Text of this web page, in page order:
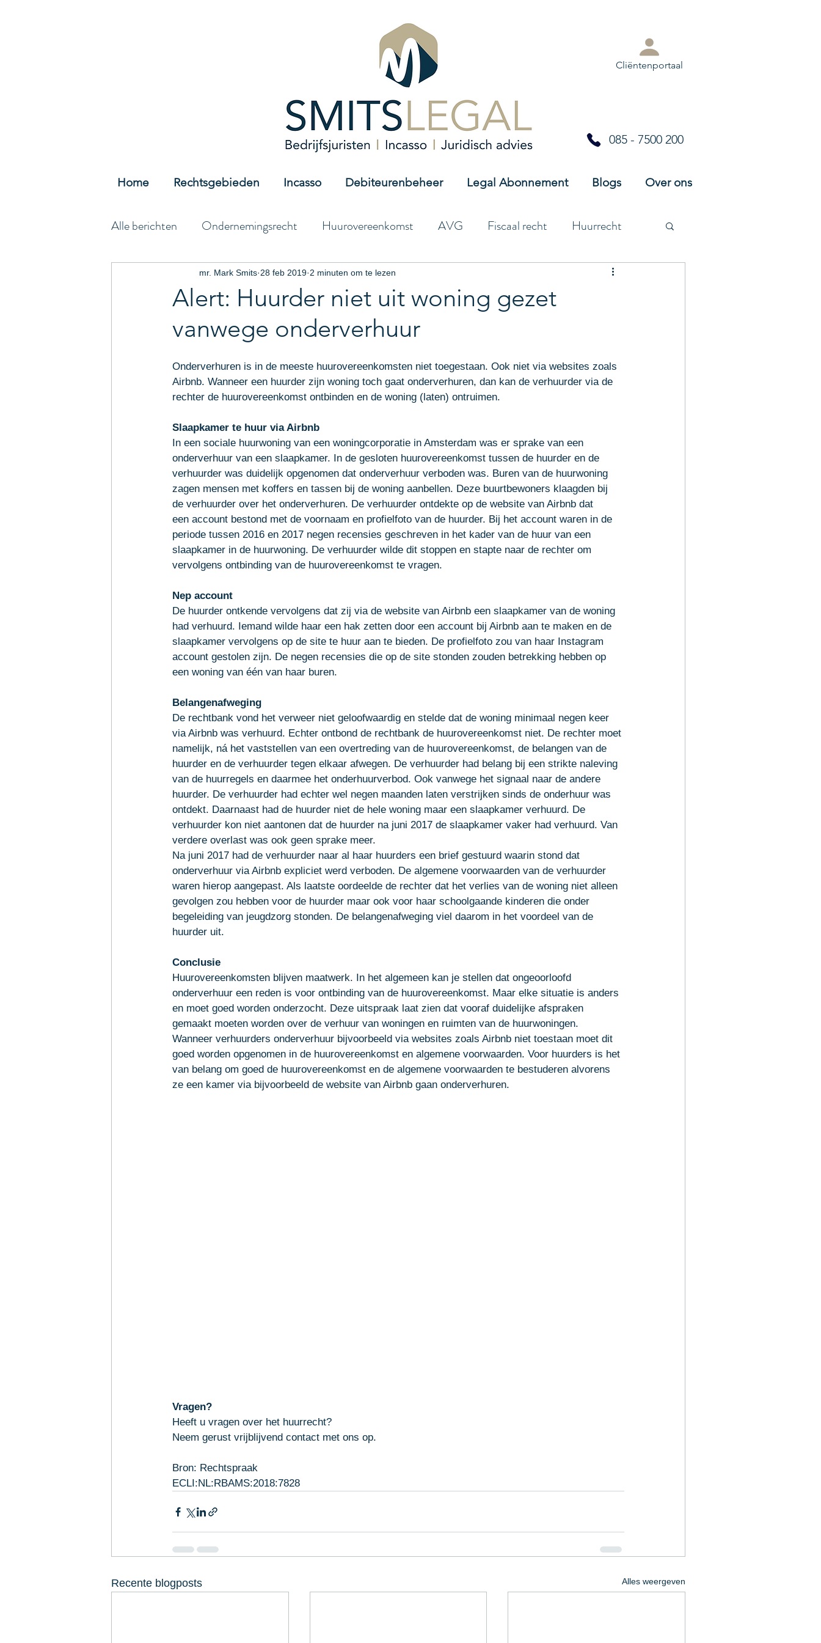
Cliëntenportaal
085 - 7500 200
Home Rechtsgebieden Incasso Debiteurenbeheer Legal Abonnement Blogs Over ons
Alle berichten Ondernemingsrecht Huurovereenkomst AVG Fiscaal recht Huurrecht
Intellectueel eigendomsrecht Bedrijfsjurist
Uw community Legal-Update Bijeenkomst ICT-Recht
Alert: Huurder niet uit woning gezet
vanwege onderverhuur
mr. Mark Smits 28 feb 2019 2 minuten om te lezen
Onderverhuren is in de meeste huurovereenkomsten niet toegestaan. Ook niet via websites zoals
Airbnb. Wanneer een huurder zijn woning toch gaat onderverhuren, dan kan de verhuurder via de
rechter de huurovereenkomst ontbinden en de woning (laten) ontruimen.
Slaapkamer te huur via Airbnb
In een sociale huurwoning van een woningcorporatie in Amsterdam was er sprake van een
onderverhuur van een slaapkamer. In de gesloten huurovereenkomst tussen de huurder en de
verhuurder was duidelijk opgenomen dat onderverhuur verboden was. Buren van de huurwoning
zagen mensen met koffers en tassen bij de woning aanbellen. Deze buurtbewoners klaagden bij
de verhuurder over het onderverhuren. De verhuurder ontdekte op de website van Airbnb dat
een account bestond met de voornaam en profielfoto van de huurder. Bij het account waren in de
periode tussen 2016 en 2017 negen recensies geschreven in het kader van de huur van een
slaapkamer in de huurwoning. De verhuurder wilde dit stoppen en stapte naar de rechter om
vervolgens ontbinding van de huurovereenkomst te vragen.
Nep account
De huurder ontkende vervolgens dat zij via de website van Airbnb een slaapkamer van de woning
had verhuurd. Iemand wilde haar een hak zetten door een account bij Airbnb aan te maken en de
slaapkamer vervolgens op de site te huur aan te bieden. De profielfoto zou van haar Instagram
account gestolen zijn. De negen recensies die op de site stonden zouden betrekking hebben op
een woning van één van haar buren.
Belangenafweging
De rechtbank vond het verweer niet geloofwaardig en stelde dat de woning minimaal negen keer
via Airbnb was verhuurd. Echter ontbond de rechtbank de huurovereenkomst niet. De rechter moet
namelijk, ná het vaststellen van een overtreding van de huurovereenkomst, de belangen van de
huurder en de verhuurder tegen elkaar afwegen. De verhuurder had belang bij een strikte naleving
van de huurregels en daarmee het onderhuurverbod. Ook vanwege het signaal naar de andere
huurder. De verhuurder had echter wel negen maanden laten verstrijken sinds de onderhuur was
ontdekt. Daarnaast had de huurder niet de hele woning maar een slaapkamer verhuurd. De
verhuurder kon niet aantonen dat de huurder na juni 2017 de slaapkamer vaker had verhuurd. Van
verdere overlast was ook geen sprake meer.
Na juni 2017 had de verhuurder naar al haar huurders een brief gestuurd waarin stond dat
onderverhuur via Airbnb expliciet werd verboden. De algemene voorwaarden van de verhuurder
waren hierop aangepast. Als laatste oordeelde de rechter dat het verlies van de woning niet alleen
gevolgen zou hebben voor de huurder maar ook voor haar schoolgaande kinderen die onder
begeleiding van jeugdzorg stonden. De belangenafweging viel daarom in het voordeel van de
huurder uit.
Conclusie
Huurovereenkomsten blijven maatwerk. In het algemeen kan je stellen dat ongeoorloofd
onderverhuur een reden is voor ontbinding van de huurovereenkomst. Maar elke situatie is anders
en moet goed worden onderzocht. Deze uitspraak laat zien dat vooraf duidelijke afspraken
gemaakt moeten worden over de verhuur van woningen en ruimten van de huurwoningen.
Wanneer verhuurders onderverhuur bijvoorbeeld via websites zoals Airbnb niet toestaan moet dit
goed worden opgenomen in de huurovereenkomst en algemene voorwaarden. Voor huurders is het
van belang om goed de huurovereenkomst en de algemene voorwaarden te bestuderen alvorens
ze een kamer via bijvoorbeeld de website van Airbnb gaan onderverhuren.
Vragen?
Heeft u vragen over het huurrecht?
Neem gerust vrijblijvend contact met ons op.
Bron: Rechtspraak
ECLI:NL:RBAMS:2018:7828
Recente blogposts Alles weergeven